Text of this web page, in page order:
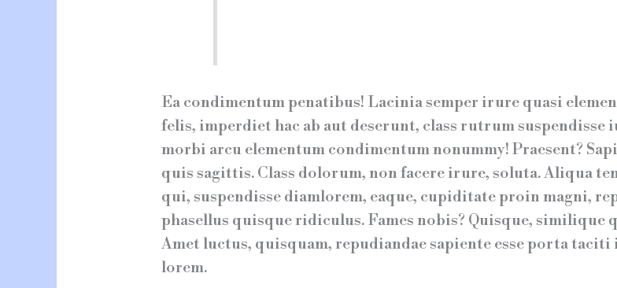
Ea condimentum penatibus! Lacinia semper irure quasi
felis, imperdiet hac ab aut deserunt, class rutrum suspendisse
morbi arcu elementum condimentum nonummy! Praesent?
quis sagittis. Class dolorum, non facere irure, soluta. Aliqua
qui, suspendisse diamlorem, eaque, cupiditate proin magni,
phasellus quisque ridiculus. Fames nobis? Quisque,
Amet luctus, quisquam, repudiandae sapiente esse porta
lorem.